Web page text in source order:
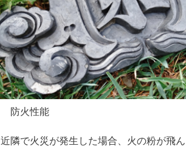
防火性能
近隣で火災が発生した場合、火の粉が飛ん